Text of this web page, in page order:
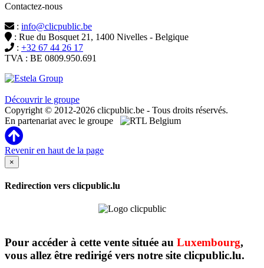
Contactez-nous
: info@clicpublic.be
: Rue du Bosquet 21, 1400 Nivelles - Belgique
: +32 67 44 26 17
TVA : BE 0809.950.691
Découvrir le groupe
Copyright © 2012-2026 clicpublic.be - Tous droits réservés.
En partenariat avec le groupe
Revenir en haut de la page
×
Redirection vers clicpublic.lu
Pour accéder à cette vente située au Luxembourg,
vous allez être redirigé vers notre site clicpublic.lu.